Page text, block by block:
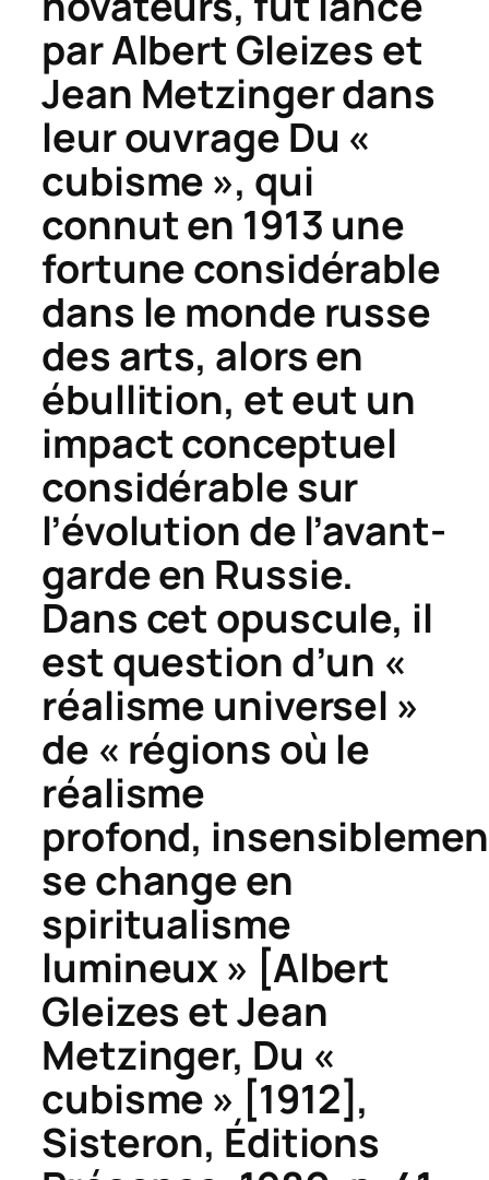
par Albert Gleizes et
Jean Metzinger dans
leur ouvrageDu «
cubisme »,qui
connut en 1913 une
fortune considérable
dans le monde russe
des arts, alors en
ébullition, et eut un
impact conceptuel
considérable sur
l’évolution de l’avant-
garde en Russie.
Dans cet opuscule, il
est question d’un «
réalisme universel »
de « régions où le
réalisme
profond,
se change en
spiritualisme
lumineux » [Albert
Gleizes et Jean
Metzinger, Du «
cubisme » [1912],
Sisteron, Éditions